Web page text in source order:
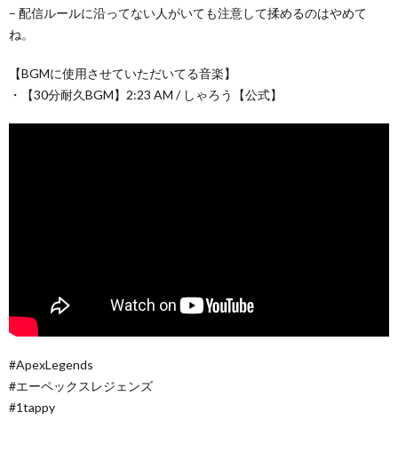
– 配信ルールに沿ってない人がいても注意して揉めるのはやめて
ね。
【BGMに使用させていただいてる音楽】
・【30分耐久BGM】2:23 AM / しゃろう【公式】
#ApexLegends
#エーペックスレジェンズ
#1tappy